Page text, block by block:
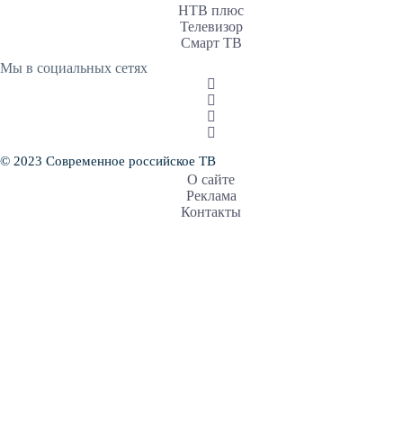
НТВ плюс
Телевизор
Смарт ТВ
Мы в социальных сетях
© 2023 Современное российское ТВ
О сайте
Реклама
Контакты